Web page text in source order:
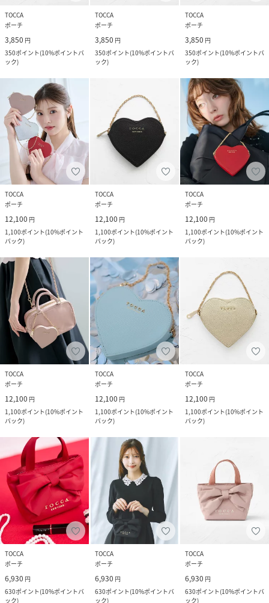
TOCCA
ポーチ
3,850 円
350ポイント(10%ポイントバ
ック)
TOCCA
ポーチ
3,850 円
350ポイント(10%ポイントバ
ック)
TOCCA
ポーチ
3,850 円
350ポイント(10%ポイントバ
ック)
TOCCA
ポーチ
12,100 円
1,100ポイント(10%ポイント
バック)
TOCCA
ポーチ
12,100 円
1,100ポイント(10%ポイント
バック)
TOCCA
ポーチ
12,100 円
1,100ポイント(10%ポイント
バック)
TOCCA
ポーチ
12,100 円
1,100ポイント(10%ポイント
バック)
TOCCA
ポーチ
12,100 円
1,100ポイント(10%ポイント
バック)
TOCCA
ポーチ
12,100 円
1,100ポイント(10%ポイント
バック)
TOCCA
ポーチ
6,930 円
630ポイント(10%ポイントバ
ック)
TOCCA
ポーチ
6,930 円
630ポイント(10%ポイントバ
ック)
TOCCA
ポーチ
6,930 円
630ポイント(10%ポイントバ
ック)